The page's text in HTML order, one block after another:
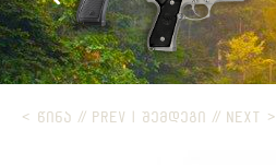
< ᲬᲘᲜᲐ // PREV ᲨᲔᲛᲓᲔᲒᲘ // NEXT >